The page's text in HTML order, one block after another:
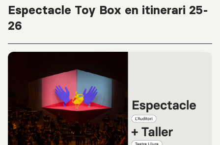
Espectacle Toy Box en itinerari 25-
26